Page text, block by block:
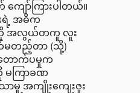
ျော်ကြားပါတယ်။
ရဲ့ အဓိက
ေကို အလွယ်တကူ လူး
တ်မတည့်တာ (သို့)
ောက်ပမှုက
မကြာခဏ
အကျိုးကျေးဇူး